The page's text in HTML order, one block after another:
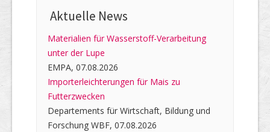
Aktuelle News
Materialien für Wasserstoff-Verarbeitung
unter der Lupe
EMPA, 07.08.2026
Importerleichterungen für Mais zu
Futterzwecken
Departements für Wirtschaft, Bildung und
Forschung WBF, 07.08.2026